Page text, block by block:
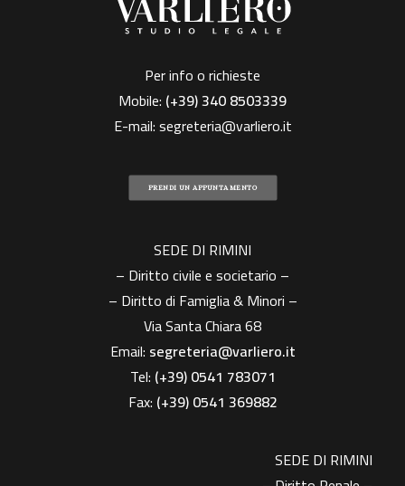
Per info o richieste
Mobile: (+39)340 8503339
E-mail:segreteria@varliero.it
PRENDI UN APPUNTAMENTO
SEDE DI RIMINI
– Diritto civile e societario –
– Diritto di Famiglia & Minori –
Via Santa Chiara 68
Email: segreteria@varliero.it
Tel: (+39) 0541 783071
Fax: (+39)0541 369882
SEDE DI RIMINI